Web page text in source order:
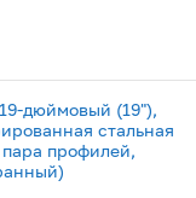
дюймовый (19"),
стальная
профилей,